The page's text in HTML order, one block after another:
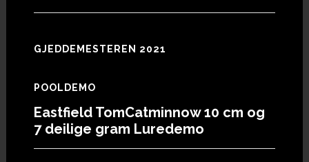
GJEDDEMESTEREN 2021
POOLDEMO
Eastfield TomCatminnow 10 cm og
7 deilige gram Luredemo